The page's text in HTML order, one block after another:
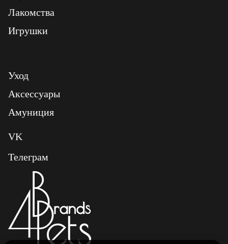
Лакомства
Игрушки
Уход
Аксессуары
Амуниция
VK
Телеграм